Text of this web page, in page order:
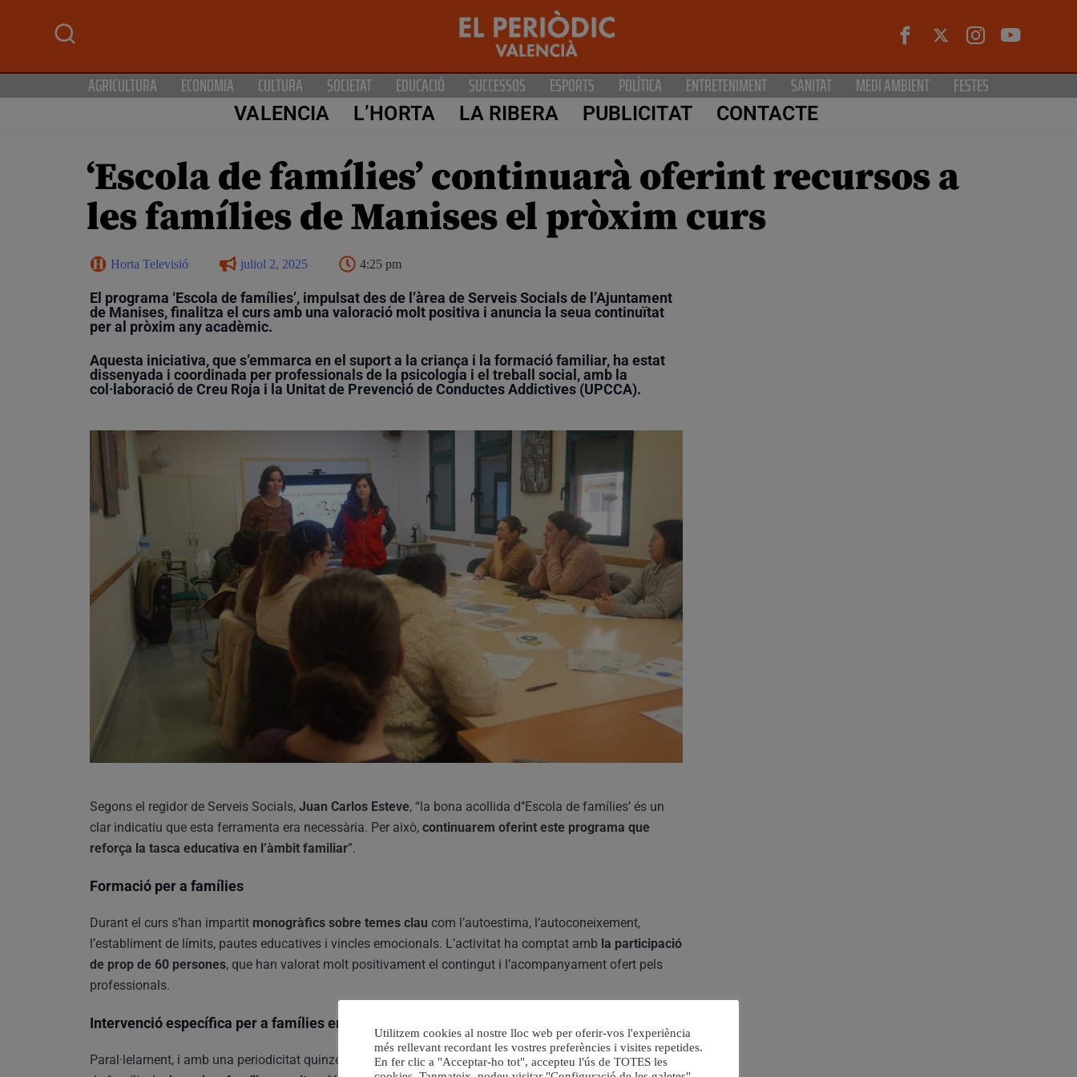
AGRICULTURA ECONOMIA CULTURA SOCIETAT EDUCACIÓ SUCCESSOS ESPORTS POLÍTICA ENTRETENIMENT SANITAT MEDI AMBIENT FESTES
VALENCIA L’HORTA LA RIBERA PUBLICITAT CONTACTE
‘Escola de famílies’ continuarà oferint recursos a
les famílies de Manises el pròxim curs
Horta Televisió juliol 2, 2025 4:25 pm
El programa ‘Escola de famílies’, impulsat des de l’àrea de Serveis Socials de l’Ajuntament
de Manises, finalitza el curs amb una valoració molt positiva i anuncia la seua continuïtat
per al pròxim any acadèmic.
Aquesta iniciativa, que s’emmarca en el suport a la criança i la formació familiar, ha estat
dissenyada i coordinada per professionals de la psicologia i el treball social, amb la
col·laboració de Creu Roja i la Unitat de Prevenció de Conductes Addictives (UPCCA).
Segons el regidor de Serveis Socials, Juan Carlos Esteve, “la bona acollida d’‘Escola de famílies’ és un
clar indicatiu que esta ferramenta era necessària. Per això, continuarem oferint este programa que
reforça la tasca educativa en l’àmbit familiar”.
Formació per a famílies
Durant el curs s’han impartit monogràfics sobre temes clau com l’autoestima, l’autoconeixement,
l’establiment de límits, pautes educatives i vincles emocionals. L’activitat ha comptat amb la participació
de prop de 60 persones, que han valorat molt positivament el contingut i l’acompanyament ofert pels
professionals.
Intervenció específica per a famílies en situació de vulnerabilitat
Paral·lelament, i amb una periodicitat quinzenal, també s’ha desenvolupat una edició específica d’‘Escola
Utilitzem cookies al nostre lloc web per oferir-vos l'experiència
més rellevant recordant les vostres preferències i visites repetides.
En fer clic a "Acceptar-ho tot", accepteu l'ús de TOTES les